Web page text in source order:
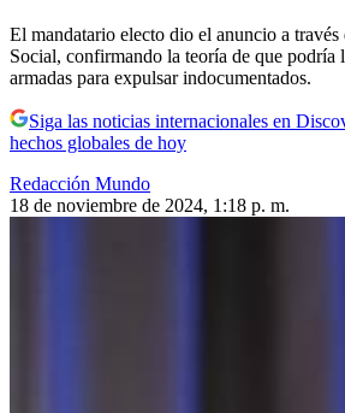
El mandatario electo dio el anuncio a través
Social, confirmando la teoría de que podría
armadas para expulsar indocumentados.
Siga las noticias internacionales en
hechos globales de hoy
Redacción Mundo
18 de noviembre de 2024, 1:18 p. m.